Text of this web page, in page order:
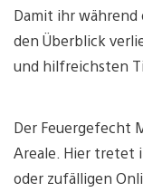
Damit ihr während
den Überblick
und hilfreichsten
Der Feuergefecht
Areale. Hier tretet
oder zufälligen